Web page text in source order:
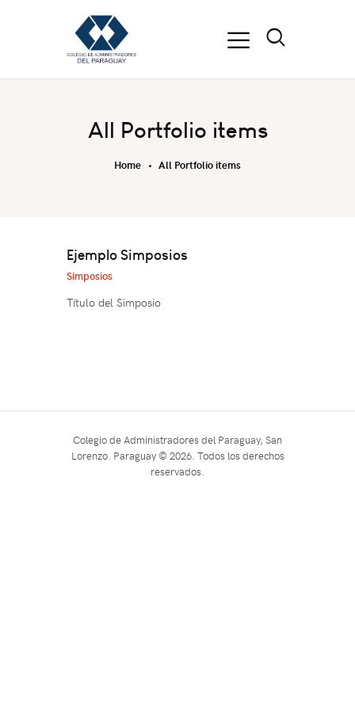
All Portfolio items
Home All Portfolio items
Ejemplo Simposios
Simposios
Título del Simposio
Colegio de Administradores del Paraguay, San
Lorenzo. Paraguay © 2026. Todos los derechos
reservados.